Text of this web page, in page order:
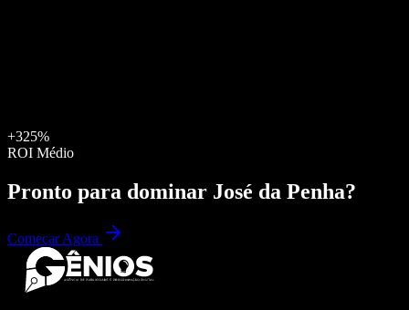
+325%
ROI Médio
Pronto para dominar José da Penha?
Começar Agora